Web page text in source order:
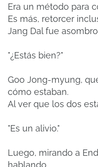
Era un método para
Es más, retorcer
Jang Dal fue
"¿Estás bien?"
Goo Jong-myung,
cómo estaban.
Al ver que los dos
"Es un alivio."
Luego, mirando a
hablando.